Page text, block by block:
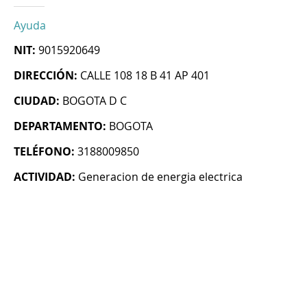
Ayuda
NIT: 9015920649
DIRECCIÓN: CALLE 108 18 B 41 AP 401
CIUDAD: BOGOTA D C
DEPARTAMENTO: BOGOTA
TELÉFONO: 3188009850
ACTIVIDAD: Generacion de energia electrica